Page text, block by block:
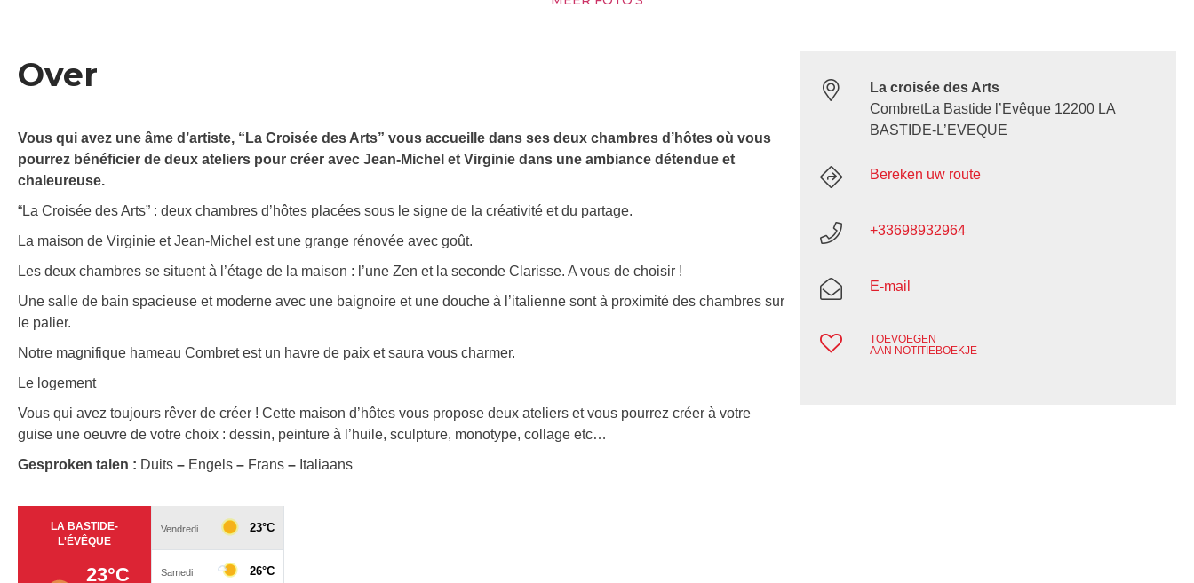
Over
Vous qui avez une âme d’artiste, “La Croisée des Arts” vous accueille dans ses deux chambres d’hôtes où vous
pourrez bénéficier de deux ateliers pour créer avec Jean-Michel et Virginie dans une ambiance détendue et
chaleureuse.
“La Croisée des Arts” : deux chambres d’hôtes placées sous le signe de la créativité et du partage.
La maison de Virginie et Jean-Michel est une grange rénovée avec goût.
Les deux chambres se situent à l’étage de la maison : l’une Zen et la seconde Clarisse. A vous de choisir !
Une salle de bain spacieuse et moderne avec une baignoire et une douche à l’italienne sont à proximité des chambres sur
le palier.
Notre magnifique hameau Combret est un havre de paix et saura vous charmer.
Le logement
Vous qui avez toujours rêver de créer ! Cette maison d’hôtes vous propose deux ateliers et vous pourrez créer à votre
guise une oeuvre de votre choix : dessin, peinture à l’huile, sculpture, monotype, collage etc…
Gesproken talen : Duits – Engels – Frans – Italiaans
La croisée des Arts
CombretLa Bastide l’Evêque 12200 LA
BASTIDE-L’EVEQUE
Bereken uw route
+33698932964
E-mail
TOEVOEGEN
AAN NOTITIEBOEKJE